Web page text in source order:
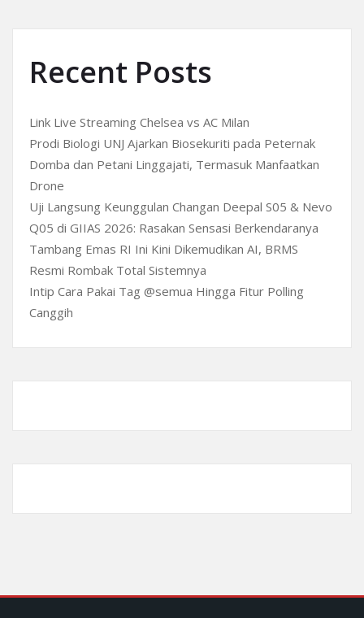
Recent Posts
Link Live Streaming Chelsea vs AC Milan
Prodi Biologi UNJ Ajarkan Biosekuriti pada Peternak
Domba dan Petani Linggajati, Termasuk Manfaatkan
Drone
Uji Langsung Keunggulan Changan Deepal S05 & Nevo
Q05 di GIIAS 2026: Rasakan Sensasi Berkendaranya
Tambang Emas RI Ini Kini Dikemudikan AI, BRMS
Resmi Rombak Total Sistemnya
Intip Cara Pakai Tag @semua Hingga Fitur Polling
Canggih